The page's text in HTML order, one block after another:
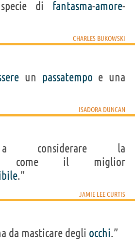
di fantasma-amore-
CHARLES BUKOWSKI
un passatempo e una
ISADORA DUNCAN
a considerare la
il miglior
.”
JAMIE LEE CURTIS
da masticare degli occhi.”